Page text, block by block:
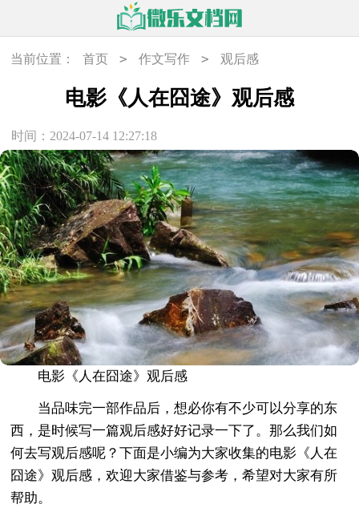
当前位置： 首页 > 作文写作 > 观后感
电影《人在囧途》观后感
时间：2024-07-14 12:27:18
电影《人在囧途》观后感
当品味完一部作品后，想必你有不少可以分享的东
西，是时候写一篇观后感好好记录一下了。那么我们如
何去写观后感呢？下面是小编为大家收集的电影《人在
囧途》观后感，欢迎大家借鉴与参考，希望对大家有所
帮助。